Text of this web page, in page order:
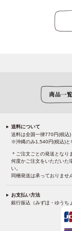
送料について
送料は全国一律770円(税込)
※沖縄のみ1,540円(税込)と
＊ご注文ごとの発送となり
何度かご注文をいただいた
い。
同梱発送は承っておりませ
お支払い方法
銀行振込（みずほ・ゆうち